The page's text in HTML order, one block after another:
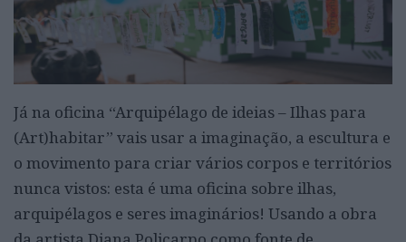
Já na oficina “Arquipélago de ideias – Ilhas para
(Art)habitar” vais usar a imaginação, a escultura e
o movimento para criar vários corpos e territórios
nunca vistos: esta é uma oficina sobre ilhas,
arquipélagos e seres imaginários! Usando a obra